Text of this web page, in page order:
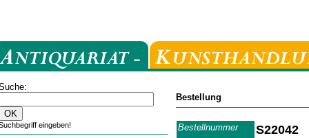
eingeben!
Bestellung
Bestellnummer S22042